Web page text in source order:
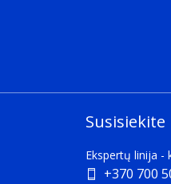
Susisiekite
Ekspertų linija -
+370 700